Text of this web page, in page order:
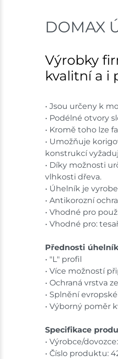
DOMAX
Výrobky
kvalitní a i
• Jsou určeny k
• Podélné otvory
• Kromě toho lze
• Umožňuje
konstrukcí
• Díky možnosti
vlhkosti dřeva.
• Úhelník je
• Antikorozní
• Vhodné pro
• Vhodné pro:
Přednosti
• "L" profil
• Více možností
• Ochraná vrstva
• Splnění
• Výborný poměr
Specifikace
• Výrobce/
• Číslo produktu: